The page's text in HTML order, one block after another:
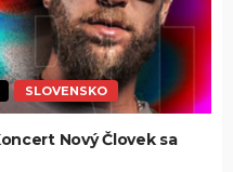
SLOVENSKO
Nový Človek sa